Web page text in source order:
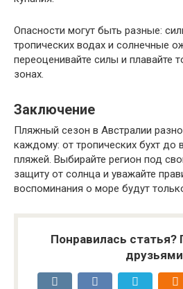
Опасности могут быть разные:
тропических водах и солнечные
переоценивайте силы и плавайте
зонах.
Заключение
Пляжный сезон в Австралии
каждому: от тропических бухт до
пляжей. Выбирайте регион под
защиту от солнца и уважайте
воспоминания о море будут
Понравилась статья?